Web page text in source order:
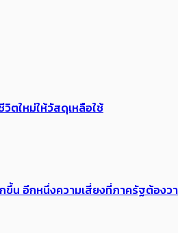
ตใหม่ให้วัสดุเหลือใช้
ขึ้น อีกหนึ่งความเสี่ยงที่ภาครัฐต้อง